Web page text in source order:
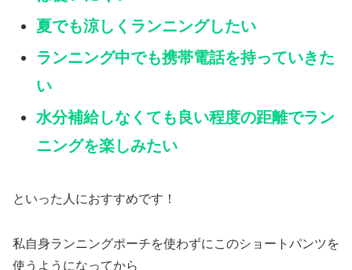
夏でも涼しくランニングしたい
ランニング中でも携帯電話を持っていきた
い
水分補給しなくても良い程度の距離でラン
ニングを楽しみたい
といった人におすすめです！
私自身ランニングポーチを使わずにこのショートパンツを
使うようになってから